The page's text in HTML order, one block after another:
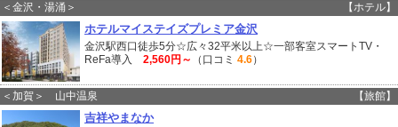
＜金沢・湯涌＞ 【ホテル】
ホテルマイステイズプレミア金沢
金沢駅西口徒歩5分☆広々32平米以上☆一部客室スマートTV・
ReFa導入 2,560円～ （口コミ 4.6）
＜加賀＞ 山中温泉 【旅館】
吉祥やまなか